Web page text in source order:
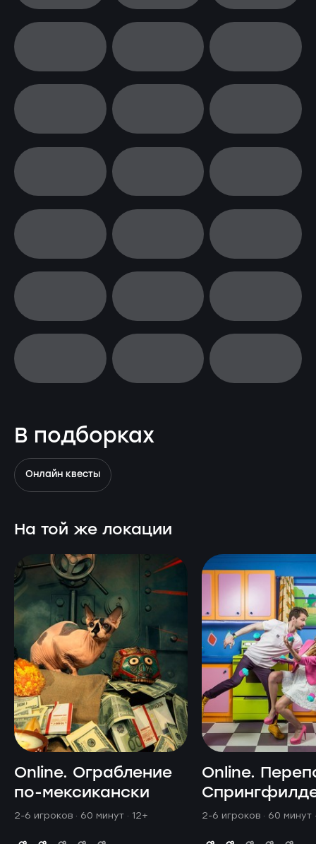
В подборках
Онлайн квесты
На той же локации
Online. Ограбление
по-мексикански
2-6 игроков · 60 минут · 12+
Online.
2-6 игроков · 60 минут